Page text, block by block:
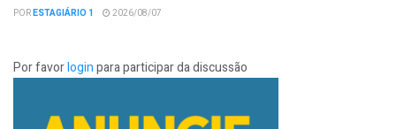
PORESTAGIÁRIO 1 2026/08/07
Por favorloginpara participar da discussão